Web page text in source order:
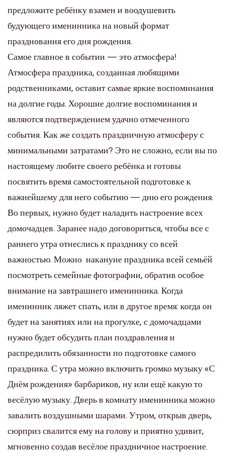
предложите ребёнку взамен и воодушевить
будующего именинника на новый формат
празднования его дня рождения.
Самое главное в событии — это атмосфера!
Атмосфера праздника, созданная любящими
родственниками, оставит самые яркие воспоминания
на долгие годы. Хорошие долгие воспоминания и
являются подтверждением удачно отмеченного
события. Как же создать праздничную атмосферу с
минимальными затратами? Это не сложно, если вы по
настоящему любите своего ребёнка и готовы
посвятить время самостоятельной подготовке к
важнейшему для него событию — дню его рождения.
Во первых, нужно будет наладить настроение всех
домочадцев. Заранее надо договориться, чтобы все с
раннего утра отнеслись к празднику со всей
важностью. Можно накануне праздника всей семьёй
посмотреть семейные фотографии, обратив особое
внимание на завтрашнего именинника. Когда
именинник ляжет спать, или в другое время: когда он
будет на занятиях или на прогулке, с домочадцами
нужно будет обсудить план поздравления и
распредилить обязанности по подготовке самого
праздника. С утра можно включить громко музыку «С
Днём рождения» барбариков, ну или ещё какую то
весёлую музыку. Дверь в комнату именинника можно
завалить воздушными шарами. Утром, открыв дверь,
сюрприз свалится ему на голову и приятно удивит,
мгновенно создав весёлое праздничное настроение.